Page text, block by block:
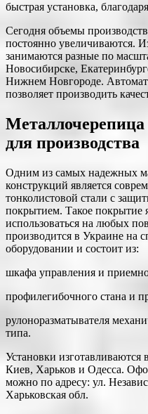
быстрая установка,
Сегодня объемы
постоянно увеличиваются.
занимаются разные по
Новосибирске,
Нижнем Новгороде.
позволяет производить
для производства
Одним из самых надежных
конструкций является
тонколистовой стали с
покрытием. Такое покрытие
использоваться на любых
производится в Украине на
оборудовании и состоит из:
шкафа управления и
профилегибочного стана и
рулоноразматывателя
типа.
Установки
Киев, Харьков и Одесса.
можно по адресу: ул.
Харьковская обл.